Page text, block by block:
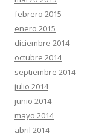
febrero 2015
enero 2015
diciembre 2014
octubre 2014
septiembre 2014
julio 2014
junio 2014
mayo 2014
abril 2014